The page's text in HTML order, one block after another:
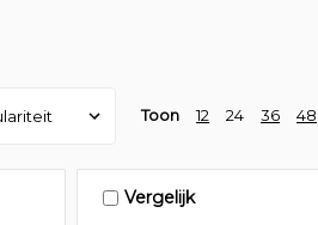
Toon 12 24 36 48
Vergelijk